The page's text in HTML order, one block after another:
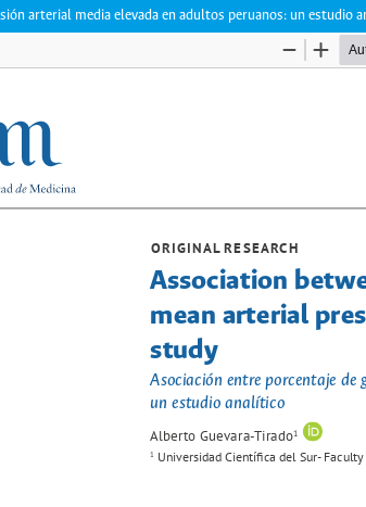
arterial media elevada en adultos peruanos: un estudio